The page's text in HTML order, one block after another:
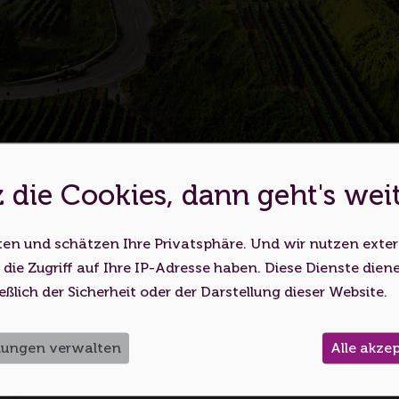
Es konnten keine Touren
ist eine Webseite für
nutzen, bestätigen Sie, dass Sie mindestens 18
Ich bin unter 18 Ich bin 18 oder älter
die Cookies, dann geht's
und schätzen Ihre Privatsphäre. Und wir nutzen
die Zugriff auf Ihre IP-Adresse haben. Diese Dienste
der Sicherheit oder der Darstellung dieser Website.
verwalten Alle